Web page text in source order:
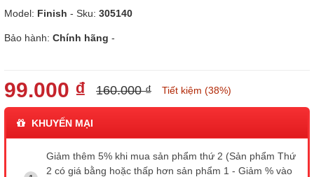
Model: Finish - Sku: 305140
Bảo hành: Chính hãng -
99.000 ₫ 160.000 ₫ Tiết kiệm (38%)
KHUYẾN MẠI
Giảm thêm 5% khi mua sản phẩm thứ 2 (Sản phẩm Thứ
2 có giá bằng hoặc thấp hơn sản phẩm 1 - Giảm % vào